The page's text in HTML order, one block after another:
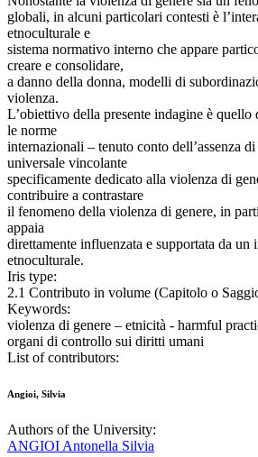
globali, in alcuni particolari contesti è
etnoculturale e
sistema normativo interno che appare
creare e consolidare,
a danno della donna, modelli di
violenza.
L’obiettivo della presente indagine è
le norme
internazionali – tenuto conto dell’assenza
universale vincolante
specificamente dedicato alla violenza di
contribuire a contrastare
il fenomeno della violenza di genere, in
appaia
direttamente influenzata e supportata da
etnoculturale.
Iris type:
2.1 Contributo in volume (Capitolo o
Keywords:
violenza di genere – etnicità - harmful
organi di controllo sui diritti umani
List of contributors:
Angioi, Silvia
Authors of the University:
ANGIOI Antonella Silvia